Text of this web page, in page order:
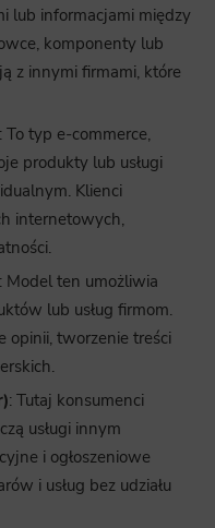
lub informacjami między
komponenty lub
z innymi firmami, które
: To typ e-commerce,
produkty lub usługi
Klienci
internetowych,
: Model ten umożliwia
lub usług firmom.
opinii, tworzenie treści
: Tutaj konsumenci
usługi innym
i ogłoszeniowe
i usług bez udziału